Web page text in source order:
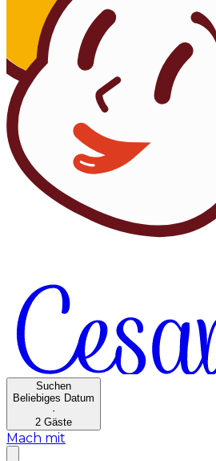
Suchen
Beliebiges Datum
·
2 Gäste
Mach mit